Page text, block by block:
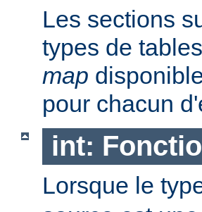
Les sections
types de
map
pour chacun
int:
Lorsque le